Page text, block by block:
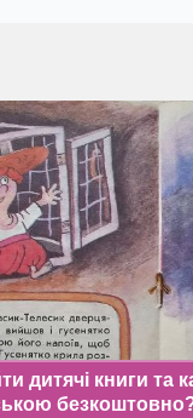
дитячі книги та